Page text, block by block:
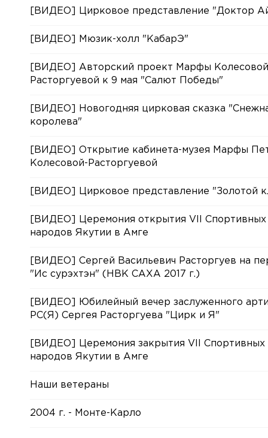
[ВИДЕО] Цирковое представление "Доктор
[ВИДЕО] Мюзик-холл "КабарЭ"
[ВИДЕО] Авторский проект Марфы Колесовой
Расторгуевой к 9 мая "Салют Победы"
[ВИДЕО] Новогодняя цирковая сказка
королева"
[ВИДЕО] Открытие кабинета-музея Марфы
Колесовой-Расторгуевой
[ВИДЕО] Цирковое представление "Золотой
[ВИДЕО] Церемония открытия VII Спортивных
народов Якутии в Амге
[ВИДЕО] Сергей Васильевич Расторгуев на
"Ис сурэхтэн" (НВК САХА 2017 г.)
[ВИДЕО] Юбилейный вечер заслуженного
РС(Я) Сергея Расторгуева "Цирк и Я"
[ВИДЕО] Церемония закрытия VII Спортивных
народов Якутии в Амге
Наши ветераны
2004 г. - Монте-Карло